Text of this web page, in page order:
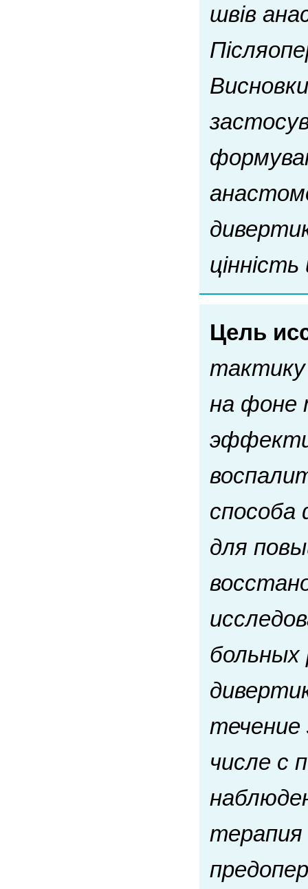
швів
Цель
тактику
на фоне
способа
для
течение
числе с
терапия